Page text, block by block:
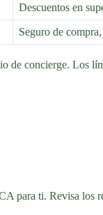
Descuentos en
Seguro de
de concierge. Los
para ti. Revisa los